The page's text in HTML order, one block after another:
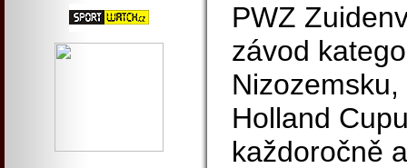
PWZ
závod
Holland
každoročně